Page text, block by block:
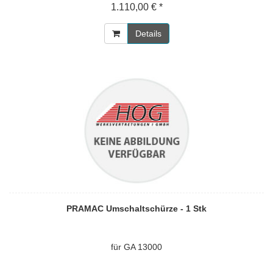
1.110,00 € *
Details
PRAMAC Umschaltschürze - 1 Stk
für GA 13000